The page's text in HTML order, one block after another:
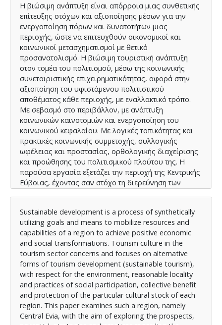
Η βιώσιμη ανάπτυξη είναι απόρροια μιας συνθετικής
επίτευξης στόχων και αξιοποίησης μέσων για την
ενεργοποίηση πόρων και δυνατοτήτων μιας
περιοχής, ώστε να επιτευχθούν οικονομικοί και
κοινωνικοί μετασχηματισμοί με θετικό
προσανατολισμό. Η βιώσιμη τουριστική ανάπτυξη
στον τομέα του πολιτισμού, μέσω της κοινωνικής
συνεταιριστικής επιχειρηματικότητας, αφορά στην
αξιοποίηση του υφιστάμενου πολιτιστικού
αποθέματος κάθε περιοχής, με εναλλακτικό τρόπο.
Με σεβασμό στο περιβάλλον, με ανάπτυξη
κοινωνικών καινοτομιών και ενεργοποίηση του
κοινωνικού κεφαλαίου. Με λογικές τοπικότητας και
πρακτικές κοινωνικής συμμετοχής, συλλογικής
ωφέλειας και προστασίας, ορθολογικής διαχείρισης
και προώθησης του πολιτισμικού πλούτου της. Η
παρούσα εργασία εξετάζει την περιοχή της Κεντρικής
Εύβοιας, έχοντας σαν στόχο τη διερεύνηση των
πολιτιστικού αποθέματός της από φορείς της
Κοινωνικής και Αλληλέγγυας Οικονομίας και
ειδικότερα από Κοινωνικές Συνεταιριστικές
Επιχειρήσεις. Η μέθοδος που ακολουθήθηκε
περιέλαβε τη διενέργεια πρωτογενούς έρευνας
(συνεντεύξεις), που συνδυάστηκε με ανασκόπηση της
σχετικής βιβλιογραφίας και διαθέσιμα δευτερογενή
στοιχεία. Η έρευνα κατέδειξε ότι υπάρχουν οι
αναγκαίες προϋποθέσεις, καθώς και οι προοπτικές
και δυναμικές εκείνες που θα μπορούσαν να
συμβάλλουν στη διασύνδεση της βιώσιμης
Sustainable development is a process of synthetically
utilizing goals and means to mobilize resources and
capabilities of a region to achieve positive economic
and social transformations. Tourism culture in the
tourism sector concerns and focuses on alternative
forms of tourism development (sustainable tourism),
with respect for the environment, reasonable locality
and practices of social participation, collective benefit
and protection of the particular cultural stock of each
region. This paper examines such a region, namely
Central Evia, with the aim of exploring the prospects,